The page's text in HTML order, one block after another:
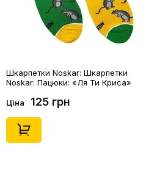
Шкарпетки Noskar: Шкарпетки
Noskar: Пацюки: «Ля Ти Криса»
Ціна 125 грн